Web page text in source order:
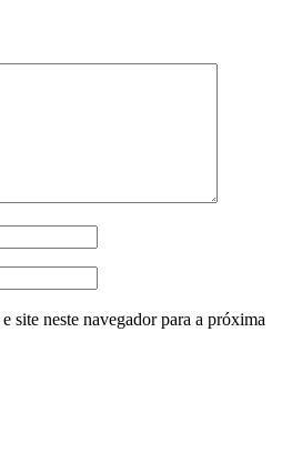
site neste navegador para a próxima